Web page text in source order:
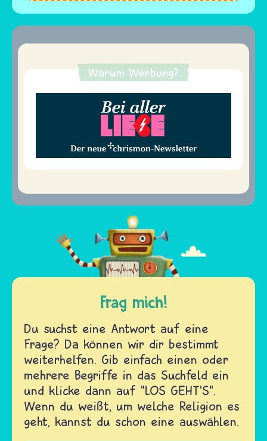
Warum Werbung?
Frag mich!
Du suchst eine Antwort auf eine
Frage? Da können wir dir bestimmt
weiterhelfen. Gib einfach einen oder
mehrere Begriffe in das Suchfeld ein
und klicke dann auf "LOS GEHT'S".
Wenn du weißt, um welche Religion es
geht, kannst du schon eine auswählen.